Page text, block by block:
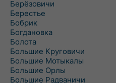
Берёзовичи
Берестье
Бобрик
Богдановка
Болота
Большие Круговичи
Большие Мотыкалы
Большие Орлы
Большие Радваничи